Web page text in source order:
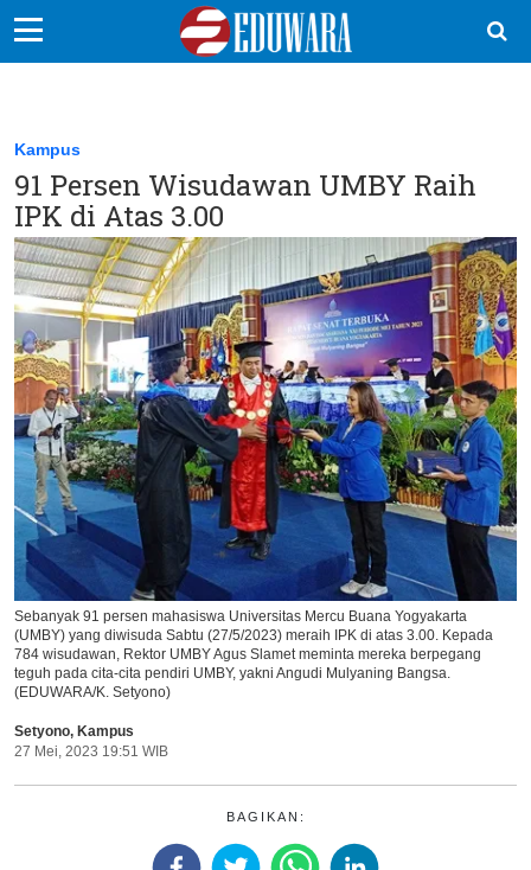
Sekolah Kita
Vokasi
Kampus
Idea
Sains
EduDana
Ikuti Kami di:
Kampus
91 Persen Wisudawan UMBY Raih
IPK di Atas 3.00
Sebanyak 91 persen mahasiswa Universitas Mercu Buana Yogyakarta
(UMBY) yang diwisuda Sabtu (27/5/2023) meraih IPK di atas 3.00. Kepada
784 wisudawan, Rektor UMBY Agus Slamet meminta mereka berpegang
teguh pada cita-cita pendiri UMBY, yakni Angudi Mulyaning Bangsa.
(EDUWARA/K. Setyono)
Setyono, Kampus
27 Mei, 2023 19:51 WIB
BAGIKAN: